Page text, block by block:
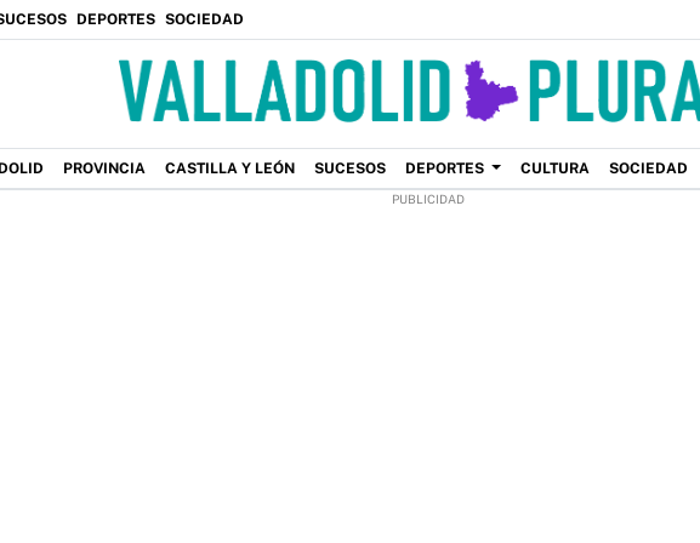
DEPORTES SOCIEDAD
PROVINCIA CASTILLA Y LEÓN SUCESOS DEPORTES CULTURA SOCIEDAD